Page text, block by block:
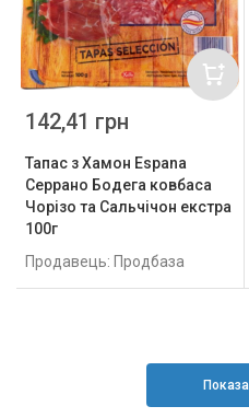
Тапас з Хамон Espana
Серрано Бодега ковбаса
Чорізо та Сальчічон екстра
100г
Продавець: Продбаза
142,41 грн